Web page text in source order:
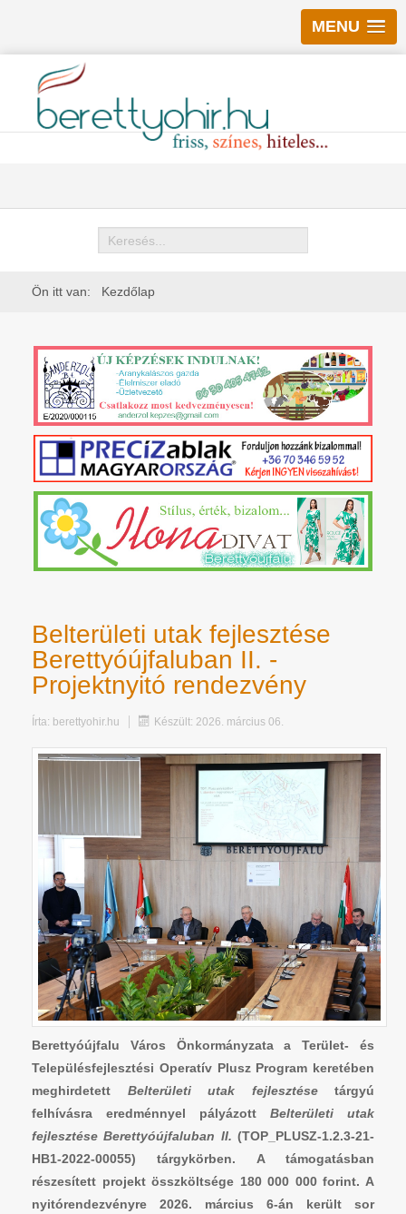
MENU
Keresés
Ön itt van: Kezdőlap
Belterületi utak fejlesztése
Berettyóújfaluban II. -
Projektnyitó rendezvény
Írta: berettyohir.hu Készült: 2026. március 06.
Berettyóújfalu Város Önkormányzata a Terület- és
Településfejlesztési Operatív Plusz Program keretében
meghirdetett Belterületi utak fejlesztésetárgyú
felhívásra eredménnyel pályázott Belterületi utak
fejlesztése Berettyóújfaluban II. (TOP_PLUSZ-1.2.3-21-
HB1-2022-00055) tárgykörben. A támogatásban
részesített projekt összköltsége 180 000 000 forint. A
nyitórendezvényre 2026. március 6-án került sor